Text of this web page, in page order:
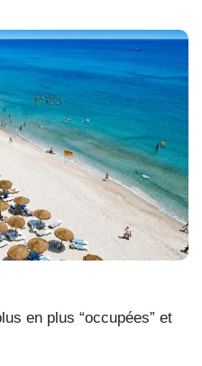
en plus “occupées” et